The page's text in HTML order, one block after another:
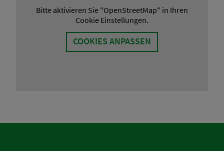
Bitte aktivieren Sie "OpenStreetMap" in Ihren
Cookie Einstellungen.
COOKIES ANPASSEN